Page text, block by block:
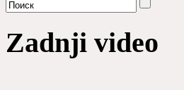
Zadnji video